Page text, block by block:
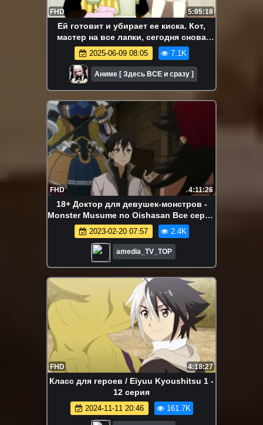
FHD 5:05:18
Ей готовит и убирает ее киска. Кот,
мастер на все лапки, сегодня снова
грустит. Аниме-марафон. Все серии
подряд.
2025-06-09 08:05 7.1K
Аниме [ Здесь ВСЕ и сразу ]
FHD 4:11:26
18+ Доктор для девушек-монстров -
Monster Musume no Oishasan Все серии
подряд 1 - 12 серия Аниме Марафон
2023-02-20 07:57 2.4K
amedia_TV_TOP
FHD 4:18:27
Класс для героев / Eiyuu Kyoushitsu 1 -
12 серия
2024-11-11 20:46 161.7K